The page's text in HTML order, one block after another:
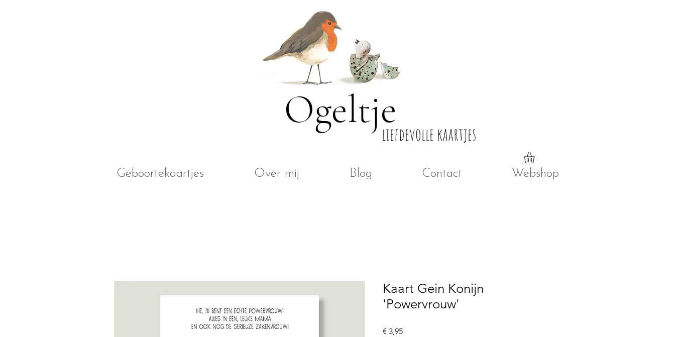
liefdevolle kaartjes
Ogeltje
Geboortekaartjes Over mij Blog Contact Webshop
Kaart Gein Konijn
'Powervrouw'
€ 3,95Prijs